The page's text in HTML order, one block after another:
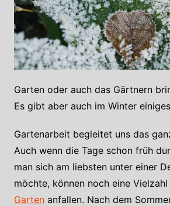
Garten oder auch das Gärtnern
Es gibt aber auch im Winter
Gartenarbeit begleitet uns das
Auch wenn die Tage schon früh
man sich am liebsten unter einer
möchte, können noch eine Vielzahl
Gartenanfallen. Nach dem